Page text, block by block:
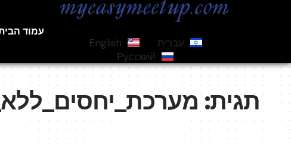
עברית
English
Русский
עמוד
תגית: